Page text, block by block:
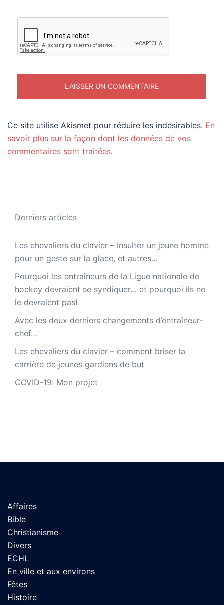
Ce site utilise Akismet pour réduire les indésirables. En
savoir plus sur la façon dont les données de vos
commentaires sont traitées.
Derniers articles
Les chevaliers du clavier – Insulter un jeune homme
pour un geste sur la glace, et autres…
Pourquoi les entraîneurs de la Ligue nationale de
hockey devraient se syndiquer… et pourquoi ils ne
le devraient pas!
Avec les deux derniers changements d’entraîneur-
chef…
Les chevaliers du clavier – comment briser la
carrière de jeunes gardiens de but
COVID-19: Mon projet
Affaires
Bible
Christianisme
Divers
ECHL
En ville et aux environs
Fêtes
Histoire